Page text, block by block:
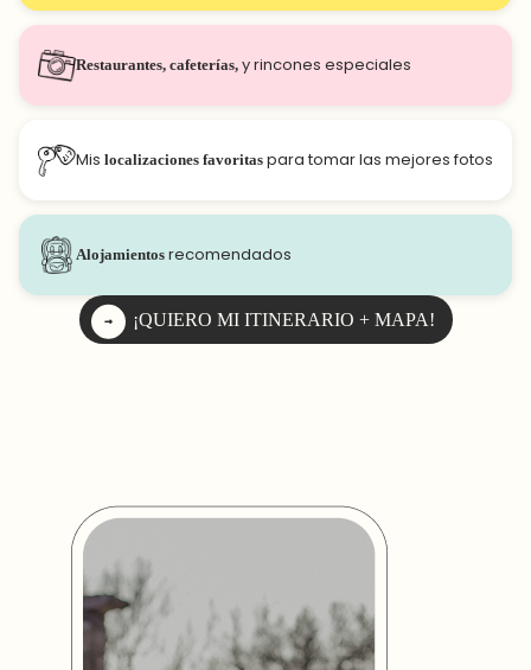
Restaurantes, cafeterías,y rincones especiales
Mis localizaciones favoritaspara tomar las mejores fotos
Alojamientosrecomendados
¡QUIERO MI ITINERARIO + MAPA!